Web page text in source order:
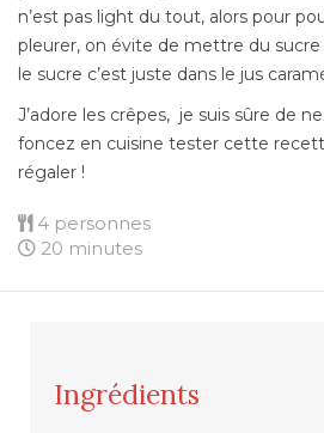
n’est pas light du tout, alors pour
pleurer, on évite de mettre du sucre
le sucre c’est juste dans le jus
J’adore les crêpes, je suis sûre de
foncez en cuisine tester cette
régaler !
4 personnes
20 minutes
Ingrédients